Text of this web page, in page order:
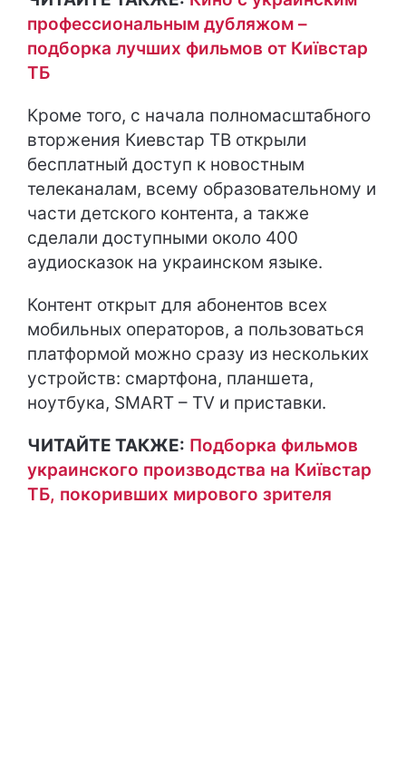
профессиональным дубляжом –
подборка лучших фильмов от Київстар
ТБ
Кроме того, с начала полномасштабного
вторжения Киевстар ТВ открыли
бесплатный доступ к новостным
телеканалам, всему образовательному и
части детского контента, а также
сделали доступными около 400
аудиосказок на украинском языке.
Контент открыт для абонентов всех
мобильных операторов, а пользоваться
платформой можно сразу из нескольких
устройств: смартфона, планшета,
ноутбука, SMART – TV и приставки.
ЧИТАЙТЕ ТАКЖЕ: Подборка фильмов
украинского производства на Київстар
ТБ, покоривших мирового зрителя